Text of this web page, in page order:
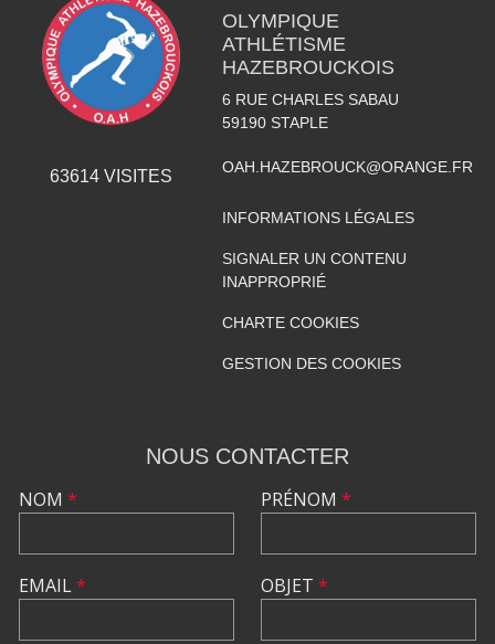
63614VISITES
OLYMPIQUE
ATHLÉTISME
HAZEBROUCKOIS
6 RUE CHARLES SABAU
59190 STAPLE
OAH.HAZEBROUCK@ORANGE.FR
INFORMATIONS LÉGALES
SIGNALER UN CONTENU
INAPPROPRIÉ
CHARTE COOKIES
GESTION DES COOKIES
NOUS CONTACTER
NOM *
EMAIL*
PRÉNOM *
OBJET *